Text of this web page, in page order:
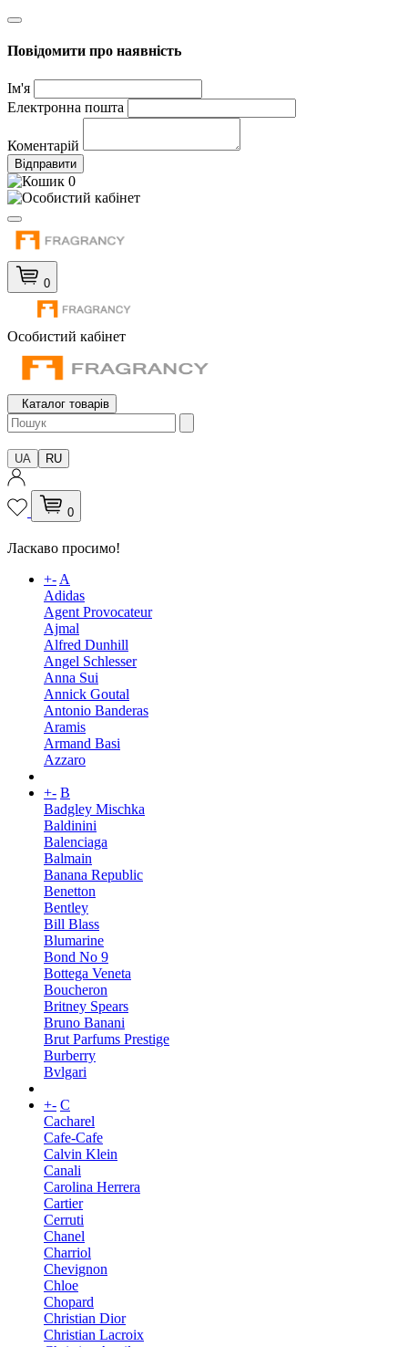
Повідомити про наявність
Ім'я
Електронна пошта
Коментарій
Відправити
0
0
Особистий кабінет
Каталог товарів
UA RU
0
Ласкаво просимо!
+-A
Adidas
Agent Provocateur
Ajmal
Alfred Dunhill
Angel Schlesser
Anna Sui
Annick Goutal
Antonio Banderas
Aramis
Armand Basi
Azzaro
+- B
Badgley Mischka
Baldinini
Balenciaga
Balmain
Banana Republic
Benetton
Bentley
Bill Blass
Blumarine
Bond No 9
Bottega Veneta
Boucheron
Britney Spears
Bruno Banani
Brut Parfums Prestige
Burberry
Bvlgari
+- C
Cacharel
Cafe-Cafe
Calvin Klein
Canali
Carolina Herrera
Cartier
Cerruti
Chanel
Charriol
Chevignon
Chloe
Chopard
Christian Dior
Christian Lacroix